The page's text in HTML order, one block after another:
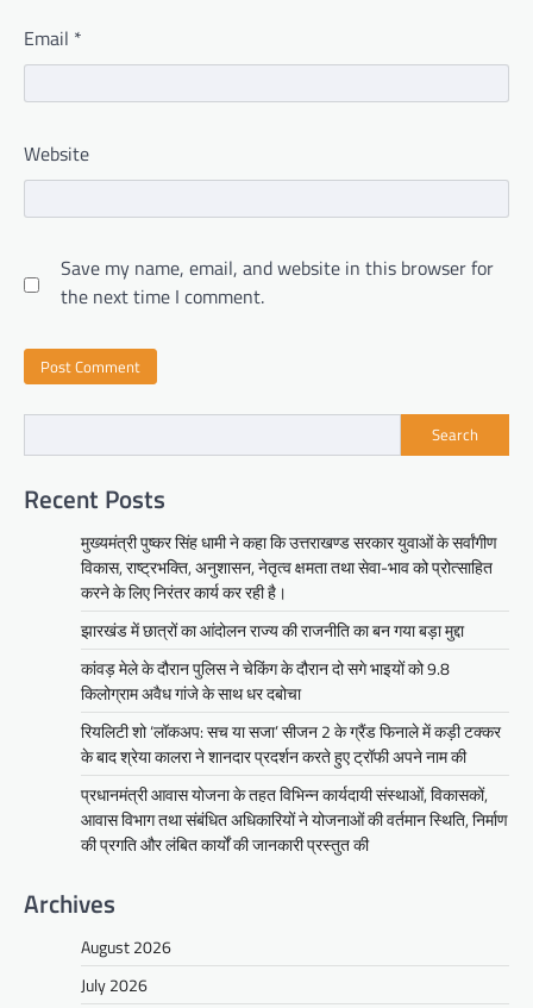
Email *
Website
Save my name, email, and website in this browser for
the next time I comment.
Search
Recent Posts
मुख्यमंत्री पुष्कर सिंह धामी ने कहा कि उत्तराखण्ड सरकार युवाओं के सर्वांगीण
विकास, राष्ट्रभक्ति, अनुशासन, नेतृत्व क्षमता तथा सेवा-भाव को प्रोत्साहित
करने के लिए निरंतर कार्य कर रही है।
झारखंड में छात्रों का आंदोलन राज्य की राजनीति का बन गया बड़ा मुद्दा
कांवड़ मेले के दौरान पुलिस ने चेकिंग के दौरान दो सगे भाइयों को 9.8
किलोग्राम अवैध गांजे के साथ धर दबोचा
रियलिटी शो ‘लॉकअप: सच या सजा’ सीजन 2 के ग्रैंड फिनाले में कड़ी टक्कर
के बाद श्रेया कालरा ने शानदार प्रदर्शन करते हुए ट्रॉफी अपने नाम की
प्रधानमंत्री आवास योजना के तहत विभिन्न कार्यदायी संस्थाओं, विकासकों,
आवास विभाग तथा संबंधित अधिकारियों ने योजनाओं की वर्तमान स्थिति, निर्माण
की प्रगति और लंबित कार्यों की जानकारी प्रस्तुत की
Archives
August 2026
July 2026